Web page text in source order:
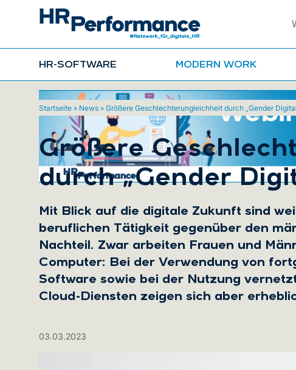
HR-SOFTWARE MODERN WORK
Startseite » News » Größere Geschlechterungleichheit durch „Gender
Größere
durch „Gender
Mit Blick auf die digitale Zukunft sind
beruflichen Tätigkeit gegenüber den
Nachteil. Zwar arbeiten Frauen und
Computer: Bei der Verwendung von
Software sowie bei der Nutzung
Cloud-Diensten zeigen sich aber
03.03.2023